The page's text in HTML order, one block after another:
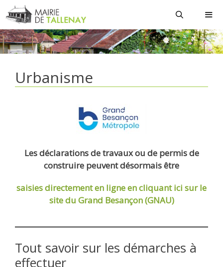
Aller
au
contenu
Urbanisme
Les déclarations de travaux ou de permis de
construire peuvent désormais être
saisies directement en ligneen cliquant ici sur le
site du Grand Besançon (GNAU)
Tout savoir sur les démarches à
effectuer